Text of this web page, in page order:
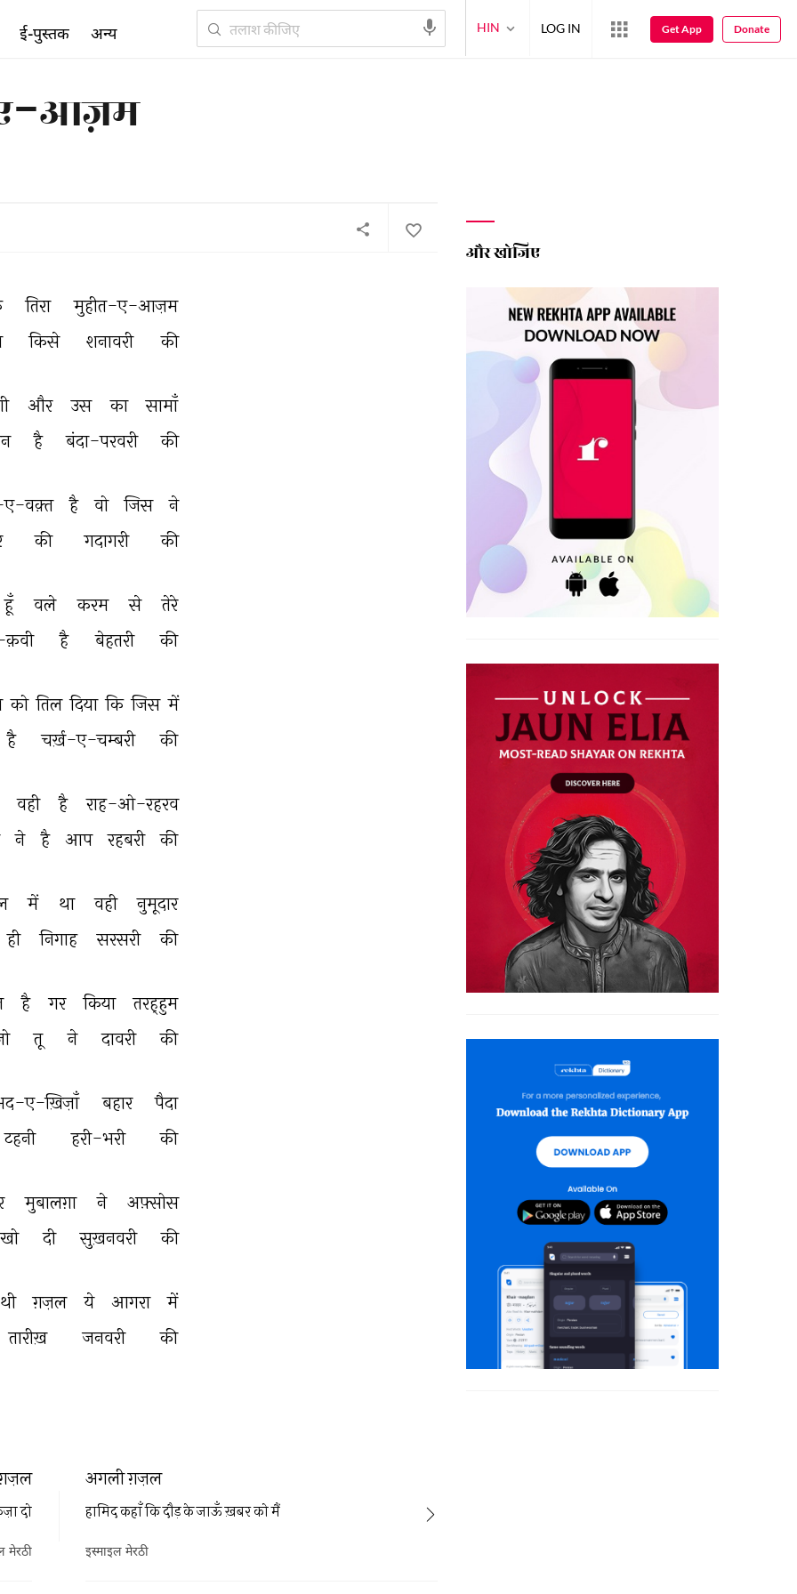
ए-आज़म
तिरा
मुहीत-ए-आज़म
किसे शनावरी की
और उस का
सामाँ
है बंदा-परवरी की
ए-वक़्त है वो जिस
ने
की गदागरी की
हूँ वले करम से
तेरे
क़वी
है बेहतरी की
को तिल दिया कि जिस में
है
चर्ख़-ए-चम्बरी की
वही है
राह-ओ-रहरव
ने है आप रहबरी की
में था वही
नुमूदार
ही
निगाह सरसरी की
है गर किया
तरह्हुम
तू ने दावरी की
ए-ख़िज़ाँ बहार
पैदा
टहनी
हरी-भरी की
मुबालग़ा ने
अफ़्सोस
खो
दी सुख़नवरी की
थी ग़ज़ल ये आगरा
में
तारीख़
जनवरी की
अगली ग़ज़ल
हामिद कहाँ कि दौड़ के जाऊँ ख़बर को मैं
इस्माइल मेरठी
दो
मेरठी
और खोजिए
ई-पुस्तक अन्य HIN LOG IN Get App Donate